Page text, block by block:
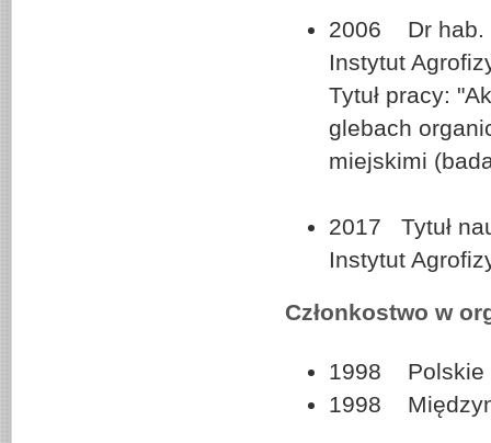
2006 Dr hab.
Instytut
Tytuł pracy:
glebach
miejskimi
2017 Tytuł
Instytut
Członkostwo w
1998 Polskie
1998